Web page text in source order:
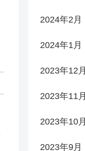
2024年2月
2024年1月
2023年12月
2023年11月
2023年10月
2023年9月